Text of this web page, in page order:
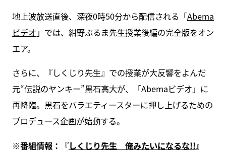
地上波放送直後、深夜0時50分から配信される「Abema
ビデオ 」では、紺野ぶるま先生授業後編の完全版をオン
エア。
さらに、『しくじり先生』での授業が大反響をよんだ
元“伝説のヤンキー”黒石高大が、「Abemaビデオ」に
再降臨。黒石をバラエティースターに押し上げるための
プロデュース企画が始動する。
※番組情報：『しくじり先生 俺みたいになるな!!』